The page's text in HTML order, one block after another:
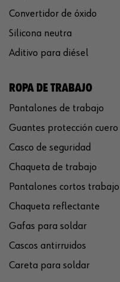
Convertidor de óxido
Silicona neutra
Aditivo para diésel
ROPA DE TRABAJO
Pantalones de trabajo
Guantes protección cuero
Casco de seguridad
Chaqueta de trabajo
Pantalones cortos trabajo
Chaqueta reflectante
Gafas para soldar
Cascos antirruidos
Careta para soldar